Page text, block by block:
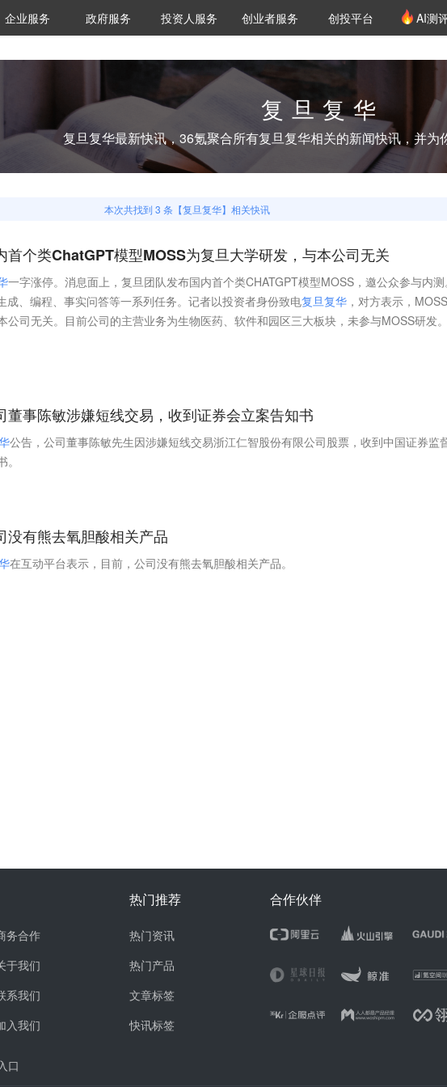
36Kr研究院
企业服务 城市之窗
政府服务 VClub投资机构库
投资机构职位推介
投资人服务 创投氪堂
创业者服务 创投平台 AI测
复旦复华
复旦复华最新快讯，36氪聚合所有复旦复华相关的新闻快讯，并为
本次共找到 3 条【复旦复华】相关快讯
首个类ChatGPT模型MOSS为复旦大学研发，与本公司无关
一字涨停。消息面上，复旦团队发布国内首个类CHATGPT模型MOSS，邀公众参与内
成、编程、事实问答等一系列任务。记者以投资者身份致电复旦复华 ，对方表示，
公司无关。目前公司的主营业务为生物医药、软件和园区三大板块，未参与MOSS研发
董事陈敏涉嫌短线交易，收到证券会立案告知书
公告，公司董事陈敏先生因涉嫌短线交易浙江仁智股份有限公司股票，收到中国证券监
没有熊去氧胆酸相关产品
在互动平台表示，目前，公司没有熊去氧胆酸相关产品。
务合作
于我们
系我们
入我们
口
热门推荐
热门资讯
热门产品
文章标签
快讯标签
合作伙伴